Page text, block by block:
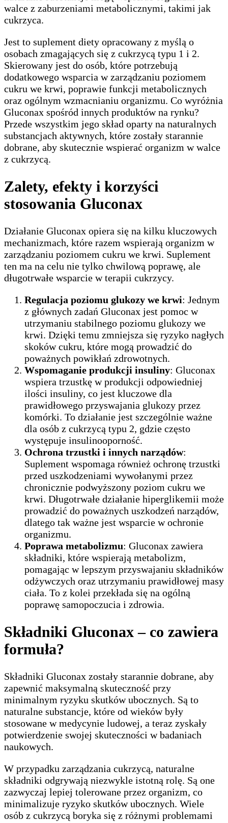
walce z zaburzeniami metabolicznymi, takimi jak
cukrzyca.
Jest to suplement diety opracowany z myślą o
osobach zmagających się z cukrzycą typu 1 i 2.
Skierowany jest do osób, które potrzebują
dodatkowego wsparcia w zarządzaniu poziomem
cukru we krwi, poprawie funkcji metabolicznych
oraz ogólnym wzmacnianiu organizmu. Co wyróżnia
Gluconax spośród innych produktów na rynku?
Przede wszystkim jego skład oparty na naturalnych
substancjach aktywnych, które zostały starannie
dobrane, aby skutecznie wspierać organizm w walce
z cukrzycą.
Zalety, efekty i korzyści
stosowania Gluconax
Działanie Gluconax opiera się na kilku kluczowych
mechanizmach, które razem wspierają organizm w
zarządzaniu poziomem cukru we krwi. Suplement
ten ma na celu nie tylko chwilową poprawę, ale
długotrwałe wsparcie w terapii cukrzycy.
Regulacja poziomu glukozy we krwi: Jednym
z głównych zadań Gluconax jest pomoc w
utrzymaniu stabilnego poziomu glukozy we
krwi. Dzięki temu zmniejsza się ryzyko nagłych
skoków cukru, które mogą prowadzić do
poważnych powikłań zdrowotnych.
Wspomaganie produkcji insuliny: Gluconax
wspiera trzustkę w produkcji odpowiedniej
ilości insuliny, co jest kluczowe dla
prawidłowego przyswajania glukozy przez
komórki. To działanie jest szczególnie ważne
dla osób z cukrzycą typu 2, gdzie często
występuje insulinooporność.
Ochrona trzustki i innych narządów:
Suplement wspomaga również ochronę trzustki
przed uszkodzeniami wywołanymi przez
chronicznie podwyższony poziom cukru we
krwi. Długotrwałe działanie hiperglikemii może
prowadzić do poważnych uszkodzeń narządów,
dlatego tak ważne jest wsparcie w ochronie
organizmu.
Poprawa metabolizmu: Gluconax zawiera
składniki, które wspierają metabolizm,
pomagając w lepszym przyswajaniu składników
odżywczych oraz utrzymaniu prawidłowej masy
ciała. To z kolei przekłada się na ogólną
poprawę samopoczucia i zdrowia.
Składniki Gluconax – co zawiera
formuła?
Składniki Gluconax zostały starannie dobrane, aby
zapewnić maksymalną skuteczność przy
minimalnym ryzyku skutków ubocznych. Są to
naturalne substancje, które od wieków były
stosowane w medycynie ludowej, a teraz zyskały
potwierdzenie swojej skuteczności w badaniach
naukowych.
W przypadku zarządzania cukrzycą, naturalne
składniki odgrywają niezwykle istotną rolę. Są one
zazwyczaj lepiej tolerowane przez organizm, co
minimalizuje ryzyko skutków ubocznych. Wiele
osób z cukrzycą boryka się z różnymi problemami